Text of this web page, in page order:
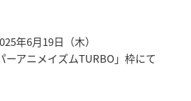
年6月19日（木）
ーアニメイズムTURBO」枠にて